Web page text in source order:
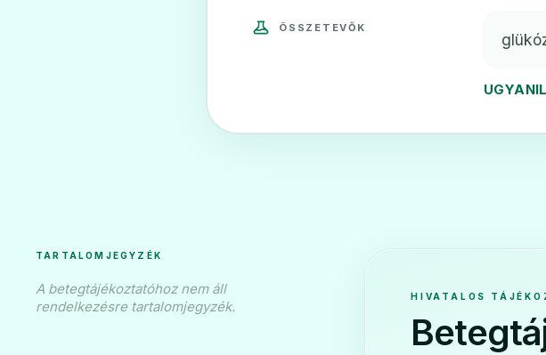
ÖSSZETEVŐK
TARTALOMJEGYZÉK
A betegtájékoztatóhoz nem áll
rendelkezésre tartalomjegyzék.
HIVATALOS